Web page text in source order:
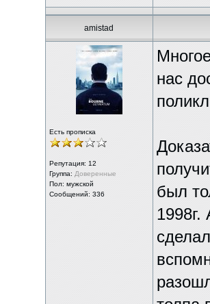
amistad
Есть прописка
Репутация: 12
Группа: Доверенные
Пол: мужской
Сообщений: 336
нас
был
1998г.